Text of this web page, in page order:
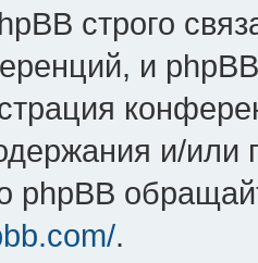
строго
и
и/
phpBB
.